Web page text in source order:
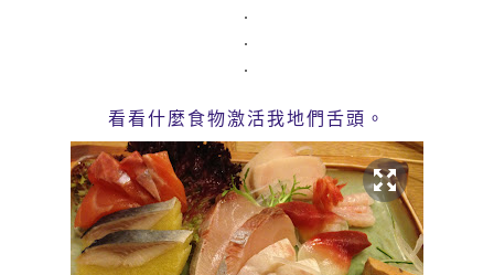
.
.
.
看看什麼食物激活我地們舌頭。